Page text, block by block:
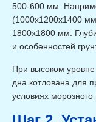
500-600 мм.
(1000х1200х1400
1800х1800 мм.
и особенностей
При высоком уровне
дна котлована для
условиях морозного